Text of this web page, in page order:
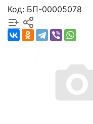
Код: БП-00005078